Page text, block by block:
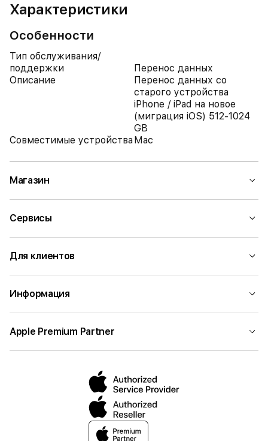
Характеристики
Особенности
Тип обслуживания/
поддержки
Перенос данных
Описание
Перенос данных со
старого устройства
iPhone / iPad на новое
(миграция iOS) 512-1024
GB
Совместимые устройства Mac
Магазин
Сервисы
Для клиентов
Информация
Apple Premium Partner